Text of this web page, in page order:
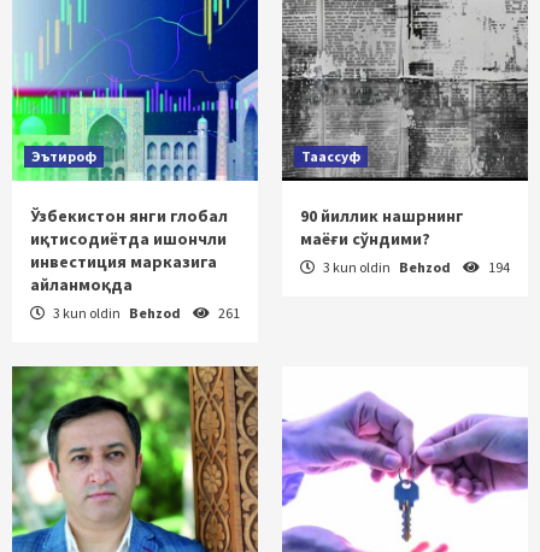
Эътироф
Ўзбекистон янги глобал
иқтисодиётда ишончли
инвестиция марказига
айланмоқда
3 kun oldin Behzod 261
Таассуф
90 йиллик нашрнинг
маёғи сўндими?
3 kun oldin Behzod 194